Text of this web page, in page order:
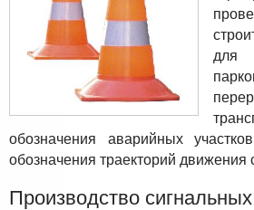
обозначения аварийных
обозначения траекторий движения
Производство